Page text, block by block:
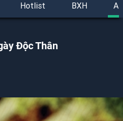
Hotlist BXH
Độc Thân